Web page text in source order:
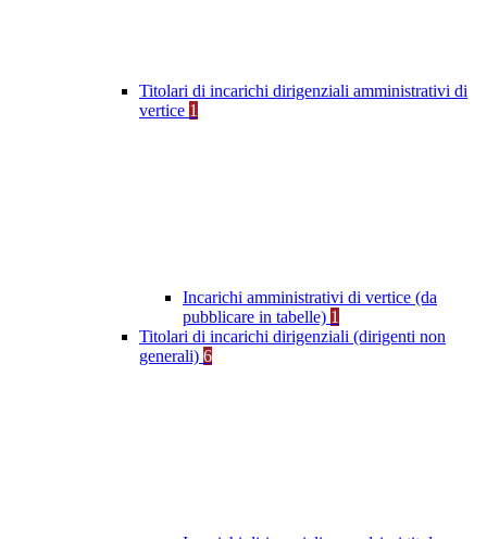
Titolari di incarichi dirigenziali amministrativi di
vertice 1
Incarichi amministrativi di vertice (da
pubblicare in tabelle) 1
Titolari di incarichi dirigenziali (dirigenti non
generali) 6